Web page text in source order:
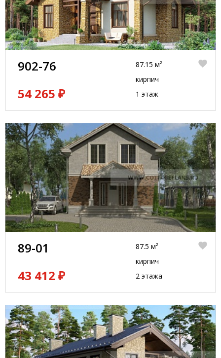
902-76
54 265 ₽
87.15 м²
кирпич
1 этаж
89-01
43 412 ₽
87.5 м²
кирпич
2 этажа